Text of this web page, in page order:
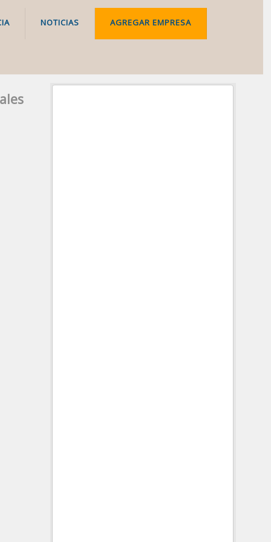
NOTICIAS AGREGAR EMPRESA